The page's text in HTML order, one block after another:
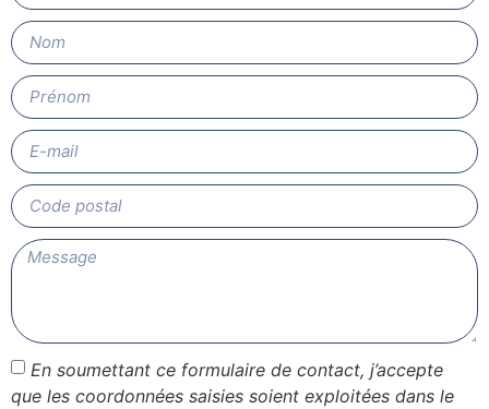
En soumettant ce formulaire de contact, j’accepte
que les coordonnées saisies soient exploitées dans le